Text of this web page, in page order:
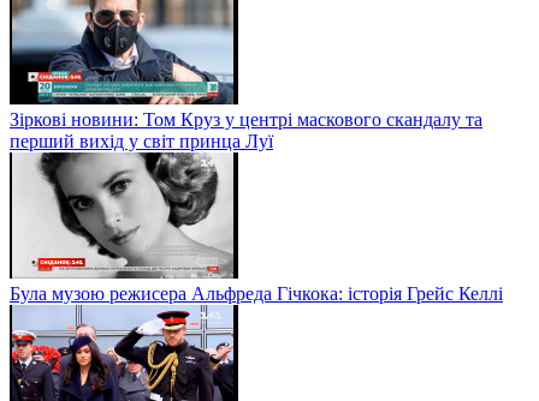
Зіркові новини: Том Круз у центрі маскового скандалу та
перший вихід у світ принца Луї
Була музою режисера Альфреда Гічкока: історія Грейс Келлі